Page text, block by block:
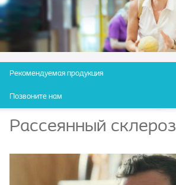
Рекомендуемая продукция
Позвоните нам
Рассеянный склероз